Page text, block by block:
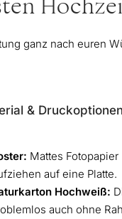
ganz nach euren
& Druckoptionen
Mattes
auf eine Platte.
Hochweiß:
auch ohne